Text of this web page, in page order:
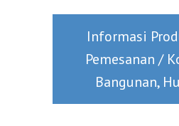
Informasi
Pemesanan /
Bangunan,